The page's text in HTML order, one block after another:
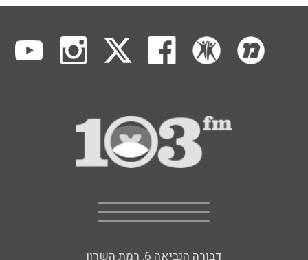
דבורה הנביאה 6, רמת השרון